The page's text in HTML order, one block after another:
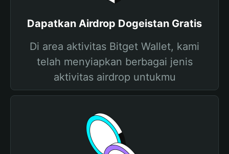
Dapatkan Airdrop Dogeistan Gratis
Di area aktivitas Bitget Wallet, kami
telah menyiapkan berbagai jenis
aktivitas airdrop untukmu